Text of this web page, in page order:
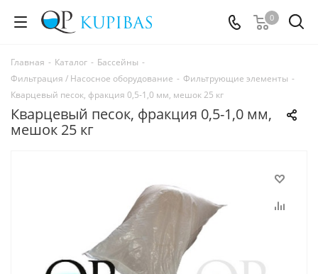
0
Главная - Каталог - Бассейны -
Фильтрация / Насосное оборудование - Фильтрующие элементы -
Кварцевый песок, фракция 0,5-1,0 мм, мешок 25 кг
Кварцевый песок, фракция 0,5-1,0 мм,
мешок 25 кг